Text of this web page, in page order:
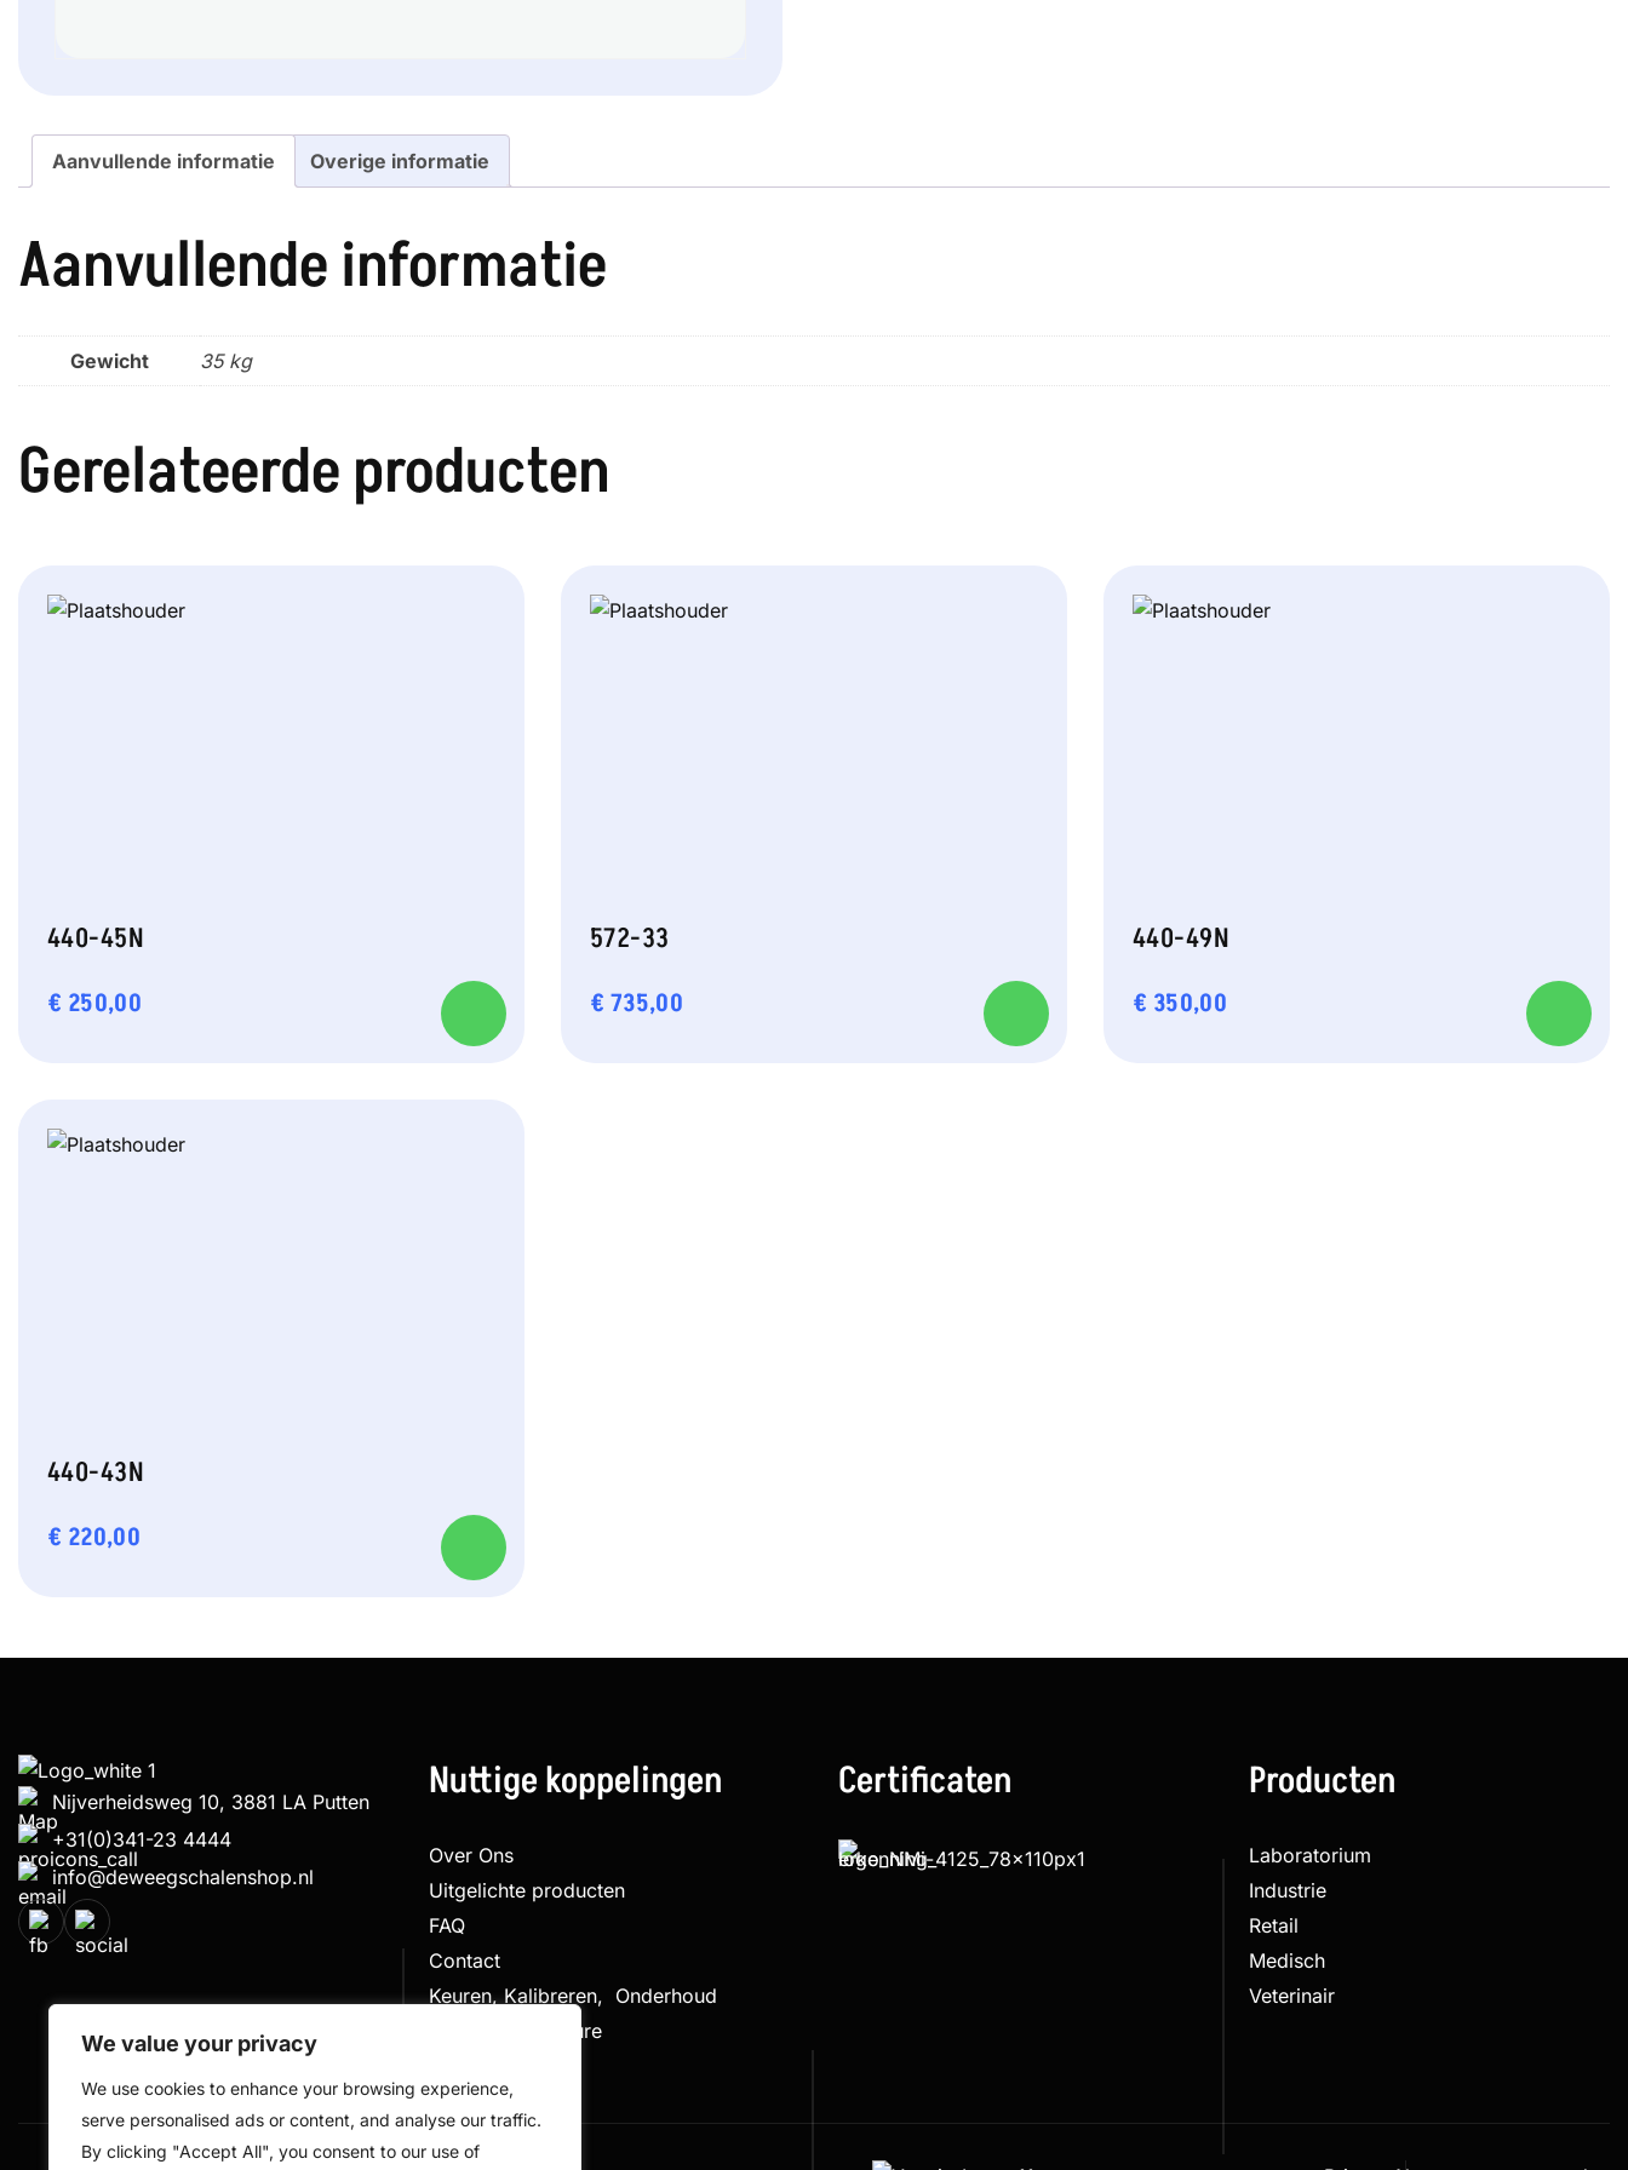
We value your privacy
We use cookies to enhance your browsing experience,
serve personalised ads or content, and analyse our traffic.
By clicking "Accept All", you consent to our use of
Aanvullende informatie Overige informatie
Aanvullende informatie
Gewicht 35 kg
Gerelateerde producten
440-45N
€ 250,00
572-33
€ 735,00
440-49N
€ 350,00
440-43N
€ 220,00
Nijverheidsweg 10, 3881 LA Putten
+31(0)341-23 4444
info@deweegschalenshop.nl
Nuttige koppelingen
Over Ons
Uitgelichte producten
FAQ
Contact
Keuren, Kalibreren, Onderhoud
Klachtenprocedure
Certificaten Producten
Laboratorium
Industrie
Retail
Medisch
Veterinair